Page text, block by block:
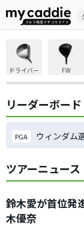
ドライバー FW
リーダーボード
PGA ウィンダム
ツアーニュース
鈴木愛が首位発
木優奈